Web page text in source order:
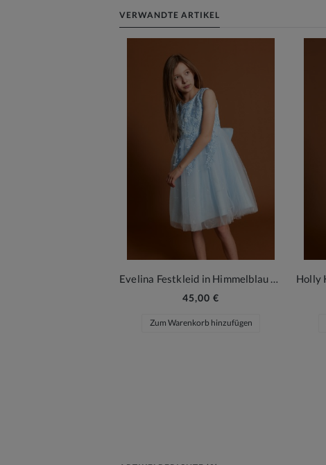
VERWANDTE ARTIKEL
Evelina Festkleid in Himmelblau mit Spitze und Tüllrock
45,00 €
Zum Warenkorb hinzufügen